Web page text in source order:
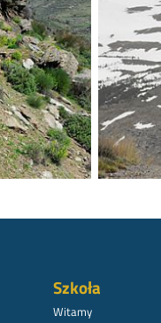
Szkoła
Witamy